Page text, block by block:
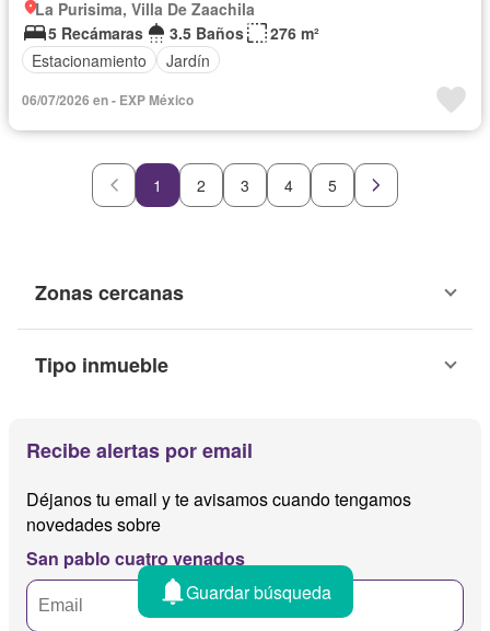
La Purisima, Villa De Zaachila
5 Recámaras
3.5 Baños
276 m²
Estacionamiento
Jardín
06/07/2026 en - EXP México
1 2 3 4 5
Zonas cercanas
Tipo inmueble
Recibe alertas por email
Déjanos tu email y te avisamos cuando tengamos
novedades sobre
San pablo cuatro venados
Guardar búsqueda